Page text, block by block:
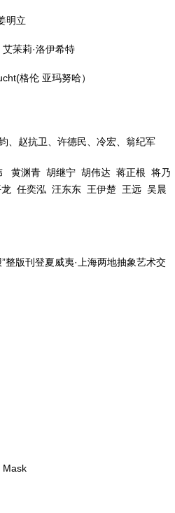
明立
苿莉·洛伊希特
格伦 亚玛努哈）
、赵抗卫、许德民、冷宏、翁纪军
渊青 胡继宁 胡伟达 蒋正根 将乃
任奕泓 汪东东 王伊楚 王远 吴晨
”整版刊登夏威夷·上海两地抽象艺术交
Mask